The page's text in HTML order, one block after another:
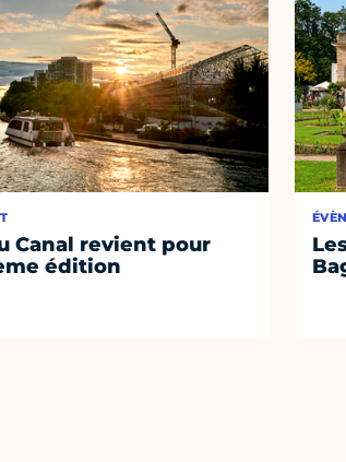
Canal revient pour
édition